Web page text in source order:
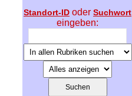
Standort-ID oder Suchwort
eingeben: